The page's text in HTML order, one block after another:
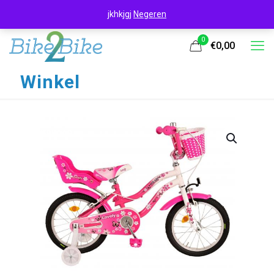
0
€0,00
Winkel
jkhkjgj Negeren